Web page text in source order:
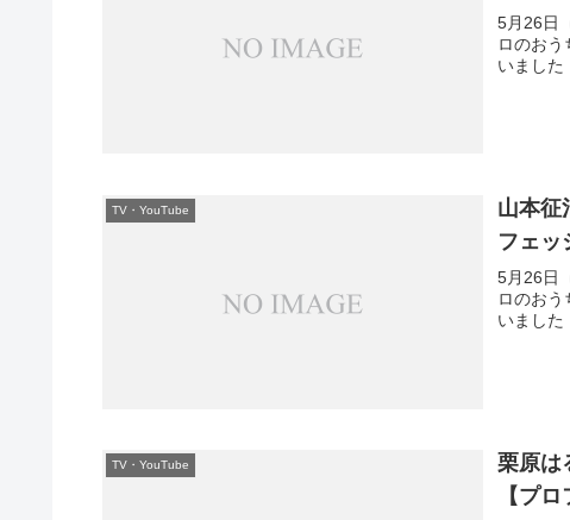
5月26日
ロのお
いました
TV・YouTube
山本征
フェッ
5月26日
ロのお
いました
TV・YouTube
栗原は
【プ